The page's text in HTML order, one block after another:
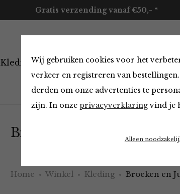
Wij gebruiken cookies voor het
verkeer en registreren van
derden om onze advertenties te
zijn. In onze privacyverklaringvind je
Alleen
Gratis verzending vanaf €50,- *
Kleding Accessoires Merken
Broeken en Jumpsuits van
Home Winkel Kleding Broeken en